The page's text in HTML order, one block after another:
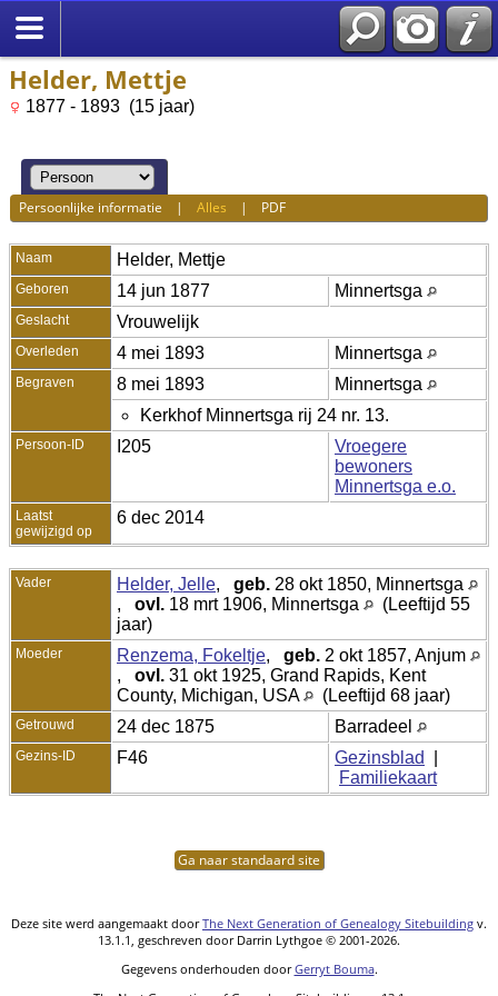
Helder, Mettje
1877 - 1893 (15 jaar)
Persoonlijke informatie |Alles | PDF
Naam Helder, Mettje
Geboren 14 jun 1877 Minnertsga
Geslacht Vrouwelijk
Overleden 4 mei 1893 Minnertsga
Begraven 8 mei 1893
Minnertsga
Kerkhof Minnertsga rij 24 nr. 13.
Persoon-ID I205
Vroegere
bewoners
Minnertsga e.o.
Laatst
gewijzigd op
6 dec 2014
Vader Helder, Jelle, geb. 28 okt 1850, Minnertsga
, ovl. 18 mrt 1906, Minnertsga
(Leeftijd 55
jaar)
Moeder Renzema, Fokeltje, geb. 2 okt 1857, Anjum
, ovl. 31 okt 1925, Grand Rapids, Kent
County, Michigan, USA
(Leeftijd 68 jaar)
Getrouwd 24 dec 1875 Barradeel
Gezins-ID F46 Gezinsblad
Familiekaart
Ga naar standaard site
Deze site werd aangemaakt doorThe Next Generation of Genealogy Sitebuilding v.
13.1.1, geschreven door Darrin Lythgoe © 2001-2026.
Gegevens onderhouden doorGerryt Bouma.